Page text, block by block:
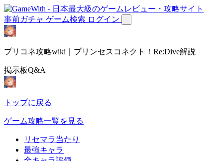
事前ガチャ ゲーム検索 ログイン
プリコネ攻略wiki｜プリンセスコネクト！Re:Dive解説
掲示板Q&A
トップに戻る
ゲーム攻略一覧を見る
リセマラ当たり
最強キャラ